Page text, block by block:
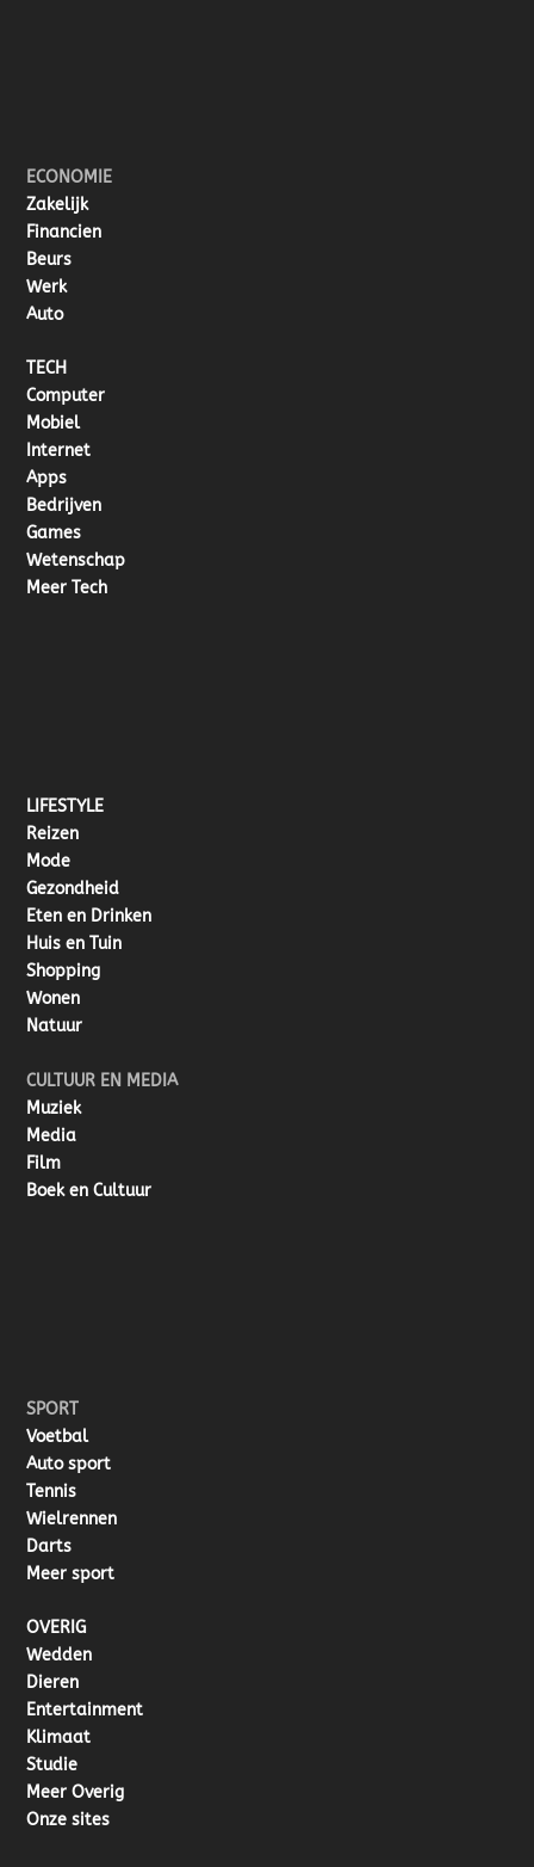
ECONOMIE
Zakelijk
Financien
Beurs
Werk
Auto
TECH
Computer
Mobiel
Internet
Apps
Bedrijven
Games
Wetenschap
Meer Tech
LIFESTYLE
Reizen
Mode
Gezondheid
Eten en Drinken
Huis en Tuin
Shopping
Wonen
Natuur
CULTUUR EN MEDIA
Muziek
Media
Film
Boek en Cultuur
SPORT
Voetbal
Auto sport
Tennis
Wielrennen
Darts
Meer sport
OVERIG
Wedden
Dieren
Entertainment
Klimaat
Studie
Meer Overig
Onze sites